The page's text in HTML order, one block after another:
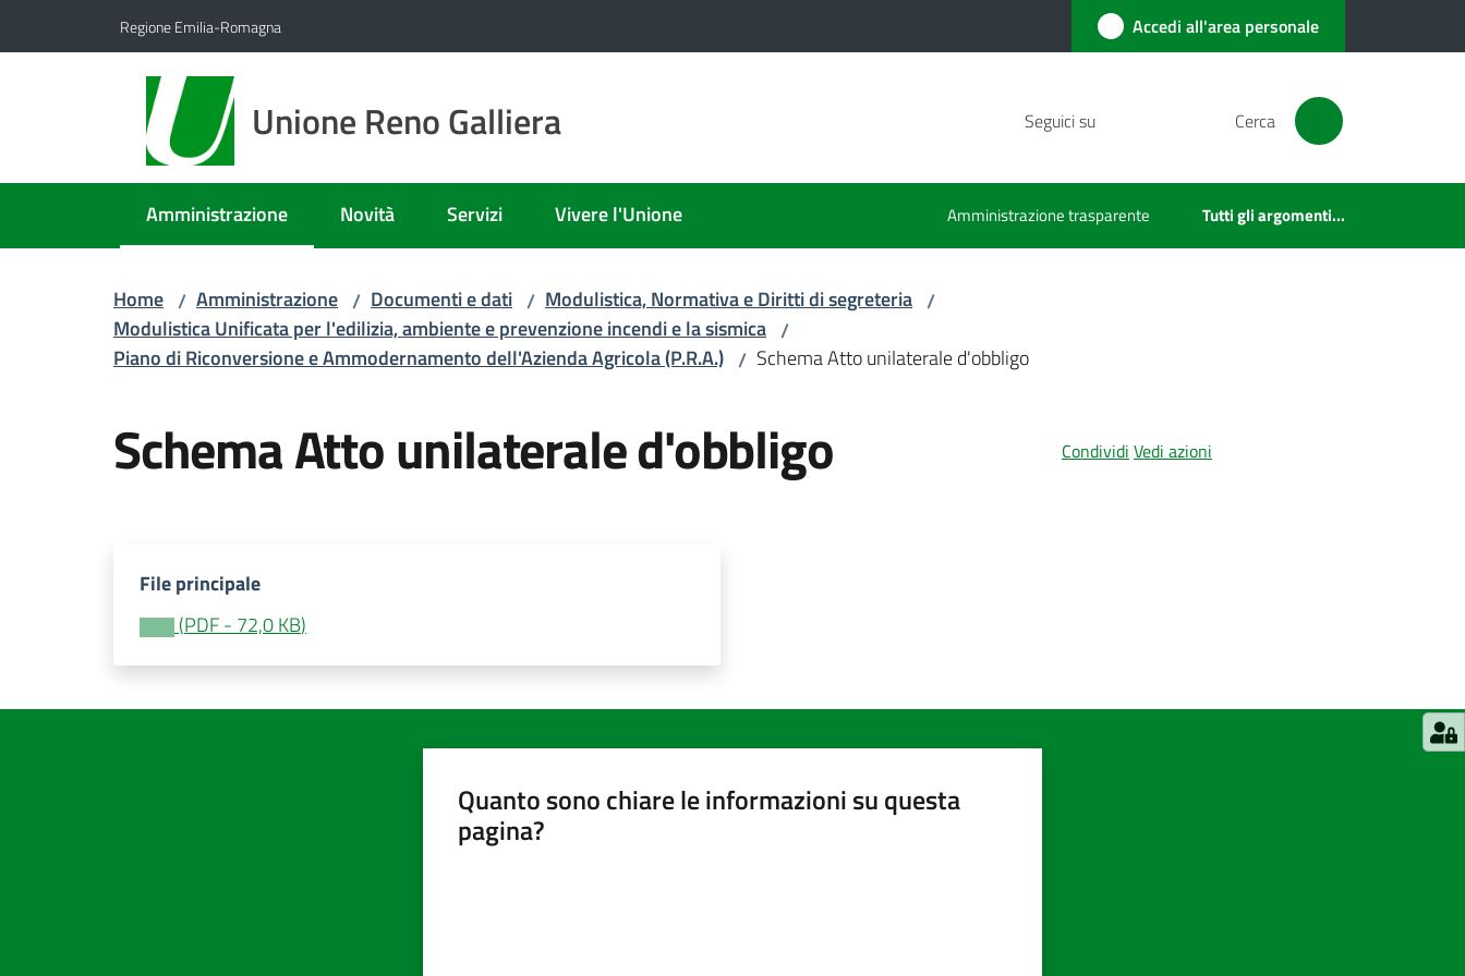
Regione Emilia-Romagna Accedi all'area personale
Unione Reno Galliera Seguici su Cerca
Amministrazione
Menu selezionato Novità Servizi Vivere l'Unione Amministrazione trasparente Tutti gli argomenti...
Home / Amministrazione / Documenti e dati / Modulistica, Normativa e Diritti di segreteria /
Modulistica Unificata per l'edilizia, ambiente e prevenzione incendi e la sismica /
Piano di Riconversione e Ammodernamento dell'Azienda Agricola (P.R.A.) / Schema Atto unilaterale d'obbligo
Schema Atto unilaterale d'obbligo Condividi Vedi azioni
File principale
(PDF- 72,0 KB)
Quanto sono chiare le informazioni su questa
pagina?